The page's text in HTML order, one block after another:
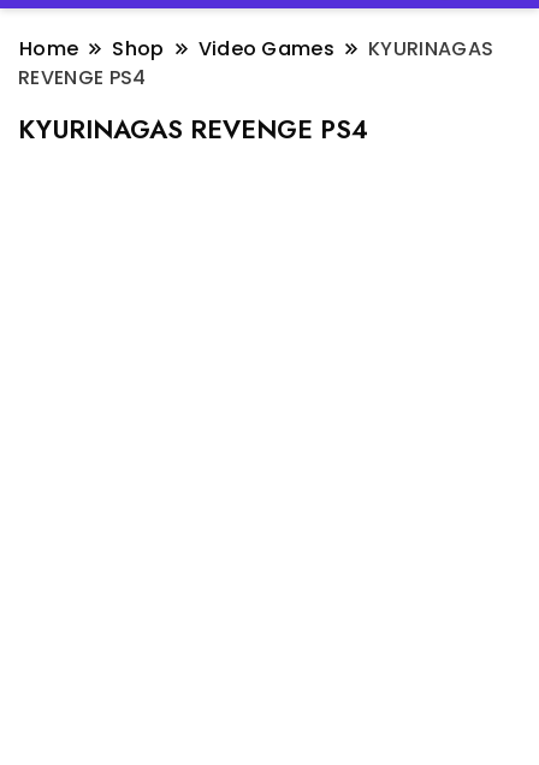
Home Shop Video Games
KYURINAGAS
REVENGE PS4
KYURINAGAS REVENGE PS4